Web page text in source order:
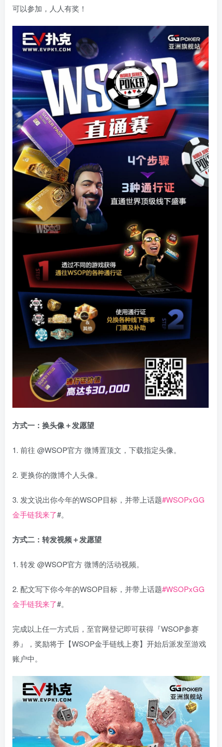
可以参加，人人有奖！
方式一：换头像＋发愿望
1. 前往 @WSOP官方 微博置顶文，下载指定头像。
2. 更换你的微博个人头像。
3. 发文说出你今年的WSOP目标，并带上话题#WSOPxGG
金手链我来了#。
方式二：转发视频＋发愿望
1. 转发 @WSOP官方 微博的活动视频。
2. 配文写下你今年的WSOP目标，并带上话题#WSOPxGG
金手链我来了#。
完成以上任一方式后，至官网登记即可获得『WSOP参赛
券』，奖励将于【WSOP金手链线上赛】开始后派发至游戏
账户中。